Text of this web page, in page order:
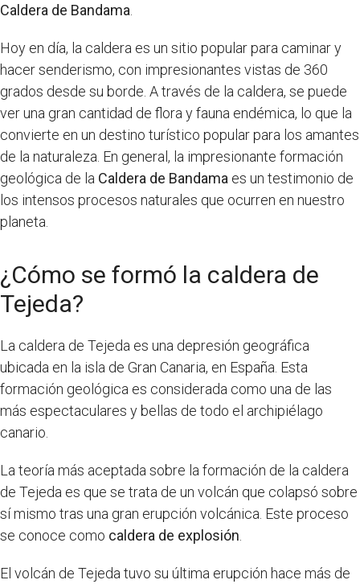
Caldera de Bandama
Hoy en día, la caldera es un sitio popular para caminar y
hacer senderismo, con impresionantes vistas de 360
grados desde su borde. A través de la caldera, se puede
ver una gran cantidad de flora y fauna endémica, lo que la
convierte en un destino turístico popular para los amantes
de la naturaleza. En general, la impresionante formación
geológica de la Caldera de Bandama es un testimonio de
los intensos procesos naturales que ocurren en nuestro
planeta.
¿Cómo se formó la caldera de
Tejeda?
La caldera de Tejeda es una depresión geográfica
ubicada en la isla de Gran Canaria, en España. Esta
formación geológica es considerada como una de las
más espectaculares y bellas de todo el archipiélago
canario.
La teoría más aceptada sobre la formación de la caldera
de Tejeda es que se trata de un volcán que colapsó sobre
sí mismo tras una gran erupción volcánica. Este proceso
se conoce como caldera de explosión
El volcán de Tejeda tuvo su última erupción hace más de